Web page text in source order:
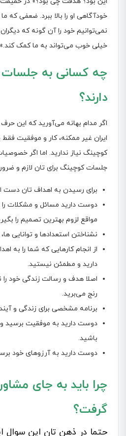
خودآگاهی او را بالا ببرد. ضعفی که
نمی‌توانیم خود را آن گونه که
خیلی خوب می‌تواند به ما کمک کند.»
چه کسانی به جلسات
دارند؟
اگر مدام بهانه می‌آورید که این
ایران غیر ممکنه، کار و موفقیت
کوچینگ نیاز ندارید. اما اگر
جلسات کوچینگ برای تان لازم و
برای رسیدن به اهداف تان دست
دوست دارید مسائل و مشکلات را
مواقع لزوم بهترین تصمیم را
نشناختن استعدادها و توانایی
از انجام کارهایی که شما را به
دارید و مطمئن نیستید.
اصلا هدف و رسالت زندگی خود را
رنج می‌برید.
برنامه مشخصی برای زندگی و
دوست دارید به موفقیت برسید و
باشید.
دوست دارید به آرزوهای خود
چرا باید به جای
گرفت؟
حتما در ذهن تان این سوال